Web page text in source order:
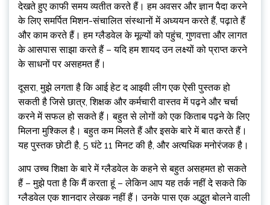
देखते हुए काफी समय व्यतीत करते हैं। हम अवसर और ज्ञान पैदा करने
के लिए समर्पित मिशन-संचालित संस्थानों में अध्ययन करते हैं, पढ़ाते हैं
और काम करते हैं। हम ग्लैडवेल के मूल्यों को पहुंच, गुणवत्ता और लागत
के आसपास साझा करते हैं – यदि हम शायद उन लक्ष्यों को प्राप्त करने
के साधनों पर असहमत हैं।
दूसरा, मुझे लगता है कि आई हेट द आइवी लीग एक ऐसी पुस्तक हो
सकती है जिसे छात्र, शिक्षक और कर्मचारी वास्तव में पढ़ने और चर्चा
करने में सफल हो सकते हैं। बहुत से लोगों को एक किताब पढ़ने के लिए
मिलना मुश्किल है। बहुत कम मिलते हैं और इसके बारे में बात करते हैं।
यह पुस्तक छोटी है, 5 घंटे 11 मिनट की है, और अत्यधिक मनोरंजक है।
आप उच्च शिक्षा के बारे में ग्लैडवेल के कहने से बहुत असहमत हो सकते
हैं – मुझे पता है कि मैं करता हूं – लेकिन आप यह तर्क नहीं दे सकते कि
ग्लैडवेल एक शानदार लेखक नहीं हैं। उनके पास एक अद्भुत बोलने वाली